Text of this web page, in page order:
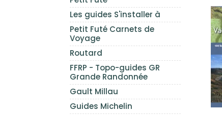
Les guides S'installer à
Petit Futé Carnets de
Voyage
Routard
FFRP - Topo-guides GR
Grande Randonnée
Gault Millau
Guides Michelin